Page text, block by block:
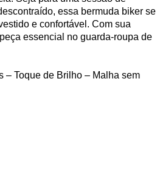
essa bermuda biker se
e confortável. Com sua
essencial no guarda-roupa de
– Toque de Brilho – Malha sem